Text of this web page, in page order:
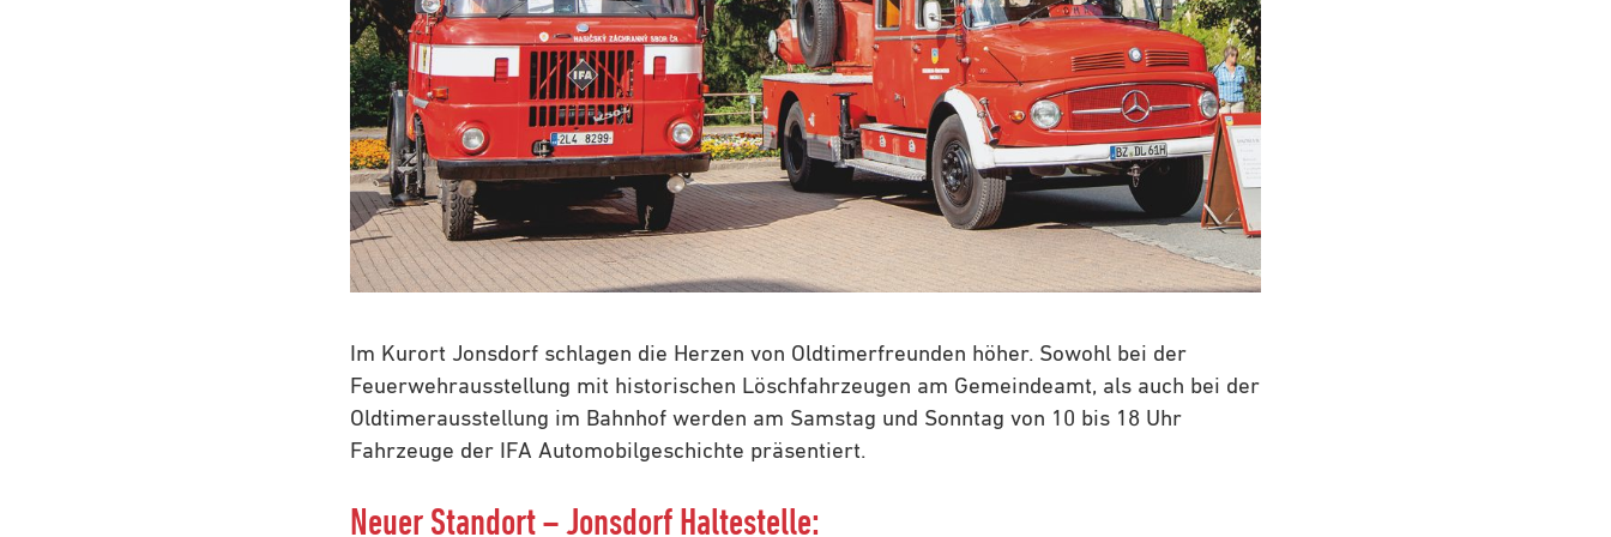
Im Kurort Jonsdorf schlagen die Herzen von Oldtimerfreunden höher. Sowohl bei der
Feuerwehrausstellung mit historischen Löschfahrzeugen am Gemeindeamt, als auch bei der
Oldtimerausstellung im Bahnhof werden am Samstag und Sonntag von 10 bis 18 Uhr
Fahrzeuge der IFA Automobilgeschichte präsentiert.
Neuer Standort – Jonsdorf Haltestelle: